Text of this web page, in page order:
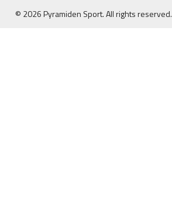
© 2026 Pyramiden Sport. All rights reserved.